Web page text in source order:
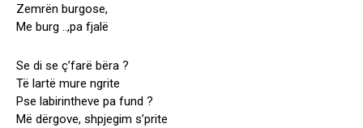
Zemrën burgose,
Me burg ..,pa fjalë
Se di se ç’farë bëra ?
Të lartë mure ngrite
Pse labirintheve pa fund ?
Më dërgove, shpjegim s’prite